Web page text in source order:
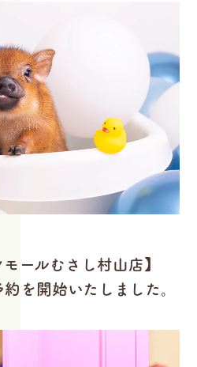
ールむさし村山店】
を開始いたしました。